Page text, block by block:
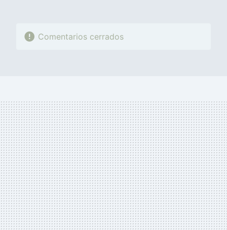
Comentarios cerrados